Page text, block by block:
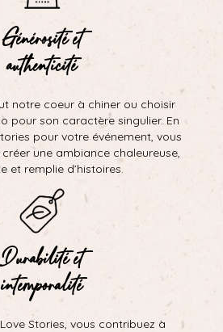
Générosité et
authenticité
notre coeur à chiner ou choisir
pour son caractère singulier. En
pour votre événement, vous
une ambiance chaleureuse,
et remplie d’histoires.
Durabilité et
intemporalité
Stories, vous contribuez à